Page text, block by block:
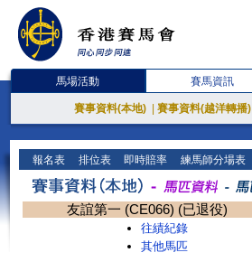
馬場活動 賽馬資訊
賽事資料(本地) 賽事資料(越洋轉播)
報名表 排位表 即時賠率 練馬師分場表
友誼第一 (CE066) (已退役)
往績紀錄
其他馬匹